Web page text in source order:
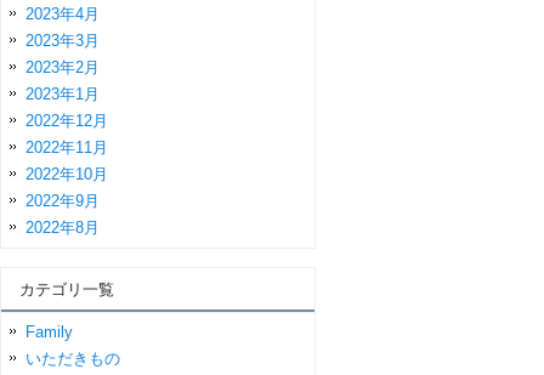
2023年4月
2023年3月
2023年2月
2023年1月
2022年12月
2022年11月
2022年10月
2022年9月
2022年8月
カテゴリ一覧
Family
いただきもの